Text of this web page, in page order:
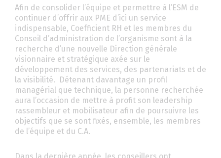
Afin de consolider l’équipe et permettre à l’ESM de
continuer d’offrir aux PME d’ici un service
indispensable, Coefficient RH et les membres du
Conseil d’administration de l’organisme sont à la
recherche d’une nouvelle Direction générale
visionnaire et stratégique axée sur le
développement des services, des partenariats et de
la visibilité. Détenant davantage un profil
managérial que technique, la personne recherchée
aura l’occasion de mettre à profit son leadership
rassembleur et mobilisateur afin de poursuivre les
objectifs que se sont fixés, ensemble, les membres
de l’équipe et du C.A.